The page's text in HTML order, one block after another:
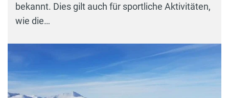
bekannt. Dies gilt auch für sportliche Aktivitäten,
wie die…